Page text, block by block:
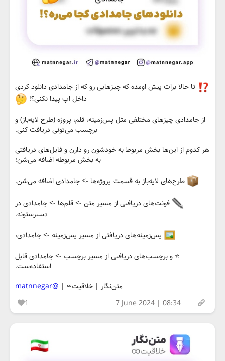
‌ تا حالا برات پیش اومده که چیزهایی رو که از جامدادی دانلود کردی
داخل اپ پیدا نکنی؟!
از جامدادی چیزهای مختلفی مثل پس‌زمینه، قلم، پروژه (طرح لایه‌باز) و
برچسب می‌تونی دریافت کنی.
هر کدوم از این‌ها بخش مربوط به خودشون رو دارن و فایل‌های دریافتی
به بخش مربوطه اضافه می‌شن؛
طرح‌های لایه‌باز به قسمت پروژه‌ها -> جامدادی اضافه می‌شن.
فونت‌های دریافتی از مسیر متن‌ -> قلم‌ها -> جامدادی در
دسترستونه.
پس‌زمینه‌های دریافتی از مسیر پس‌زمینه -> جامدادی،
⭐️ و برچسب‌های دریافتی از مسیر برچسب -> جامدادی قابل
استفاده‌ست.
متن‌نگار | خلاقیت∞ | @matnnegar
1
7 June 2024 | 08:34